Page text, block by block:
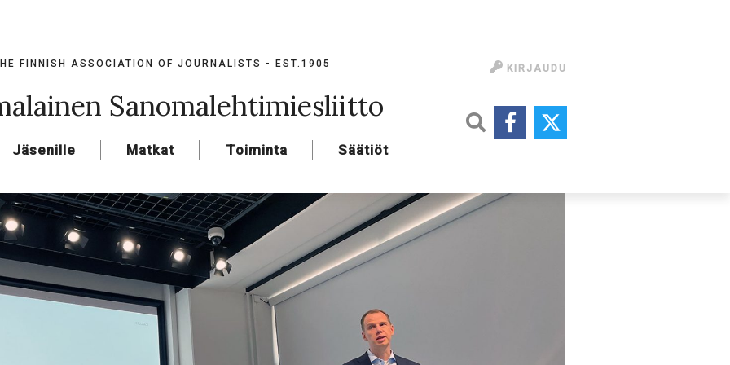
FINNISH ASSOCIATION OF JOURNALISTS - EST.1905
Sanomalehtimiesliitto
Jäsenille Matkat Toiminta Säätiöt
KIRJAUDU